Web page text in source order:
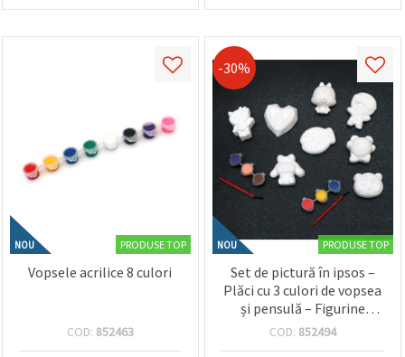
NOU PRODUSE TOP
Vopsele acrilice 8 culori
COD: 852463
-30%
NOU PRODUSE TOP
Set de pictură în ipsos –
Plăci cu 3 culori de vopsea
și pensulă – Figurine
mixte pentru artă și
COD: 852494